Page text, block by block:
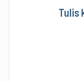
Tulis